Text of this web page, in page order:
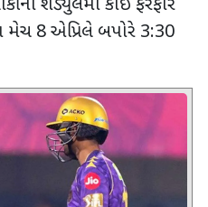
શેડ્યુલમાં કોઈ ફેરફાર
8 એપ્રિલે બપોરે 3:30